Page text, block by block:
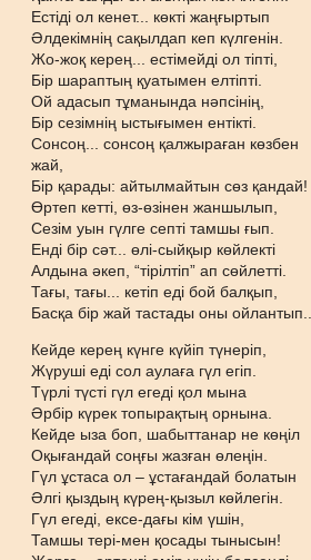
Естіді ол кенет... көкті жаңғыртып
Әлдекімнің сақылдап кеп күлгенін.
Жо-жоқ керең... естімейді ол тіпті,
Бір шараптың қуатымен елтіпті.
Ой адасып тұманында нәпсінің,
Бір сезімнің ыстығымен ентікті.
Сонсоң... сонсоң қалжыраған көзбен
жай,
Бір қарады: айтылмайтын сөз қандай!
Өртеп кетті, өз-өзінен жаншылып,
Сезім уын гүлге септі тамшы ғып.
Енді бір сәт... өлі-сыйқыр көйлекті
Алдына әкеп, “тірілтіп” ап сөйлетті.
Тағы, тағы... кетіп еді бой балқып,
Басқа бір жай тастады оны ойлантып...
Кейде керең күнге күйіп түнеріп,
Жүруші еді сол аулаға гүл егіп.
Түрлі түсті гүл егеді қол мына
Әрбір күрек топырақтың орнына.
Кейде ыза боп, шабыттанар не көңіл
Оқығандай соңғы жазған өлеңін.
Гүл ұстаса ол – ұстағандай болатын
Әлгі қыздың күрең-қызыл көйлегін.
Гүл егеді, ексе-дағы кім үшін,
Тамшы тері-мен қосады тынысын!